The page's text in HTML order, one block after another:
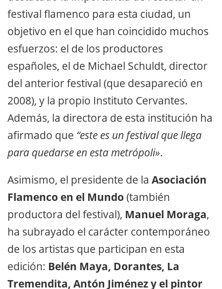
festival flamenco para esta ciudad, un
objetivo en el que han coincidido muchos
esfuerzos: el de los productores
españoles, el de Michael Schuldt, director
del anterior festival (que desapareció en
2008), y la propio Instituto Cervantes.
Además, la directora de esta institución ha
afirmado que “este es un festival que llega
para quedarse en esta metrópoli».
Asimismo, el presidente de la Asociación
Flamenco en el Mundo (también
productora del festival), Manuel Moraga,
ha subrayado el carácter contemporáneo
de los artistas que participan en esta
edición: Belén Maya, Dorantes, La
Tremendita, Antón Jiménez y el pintor